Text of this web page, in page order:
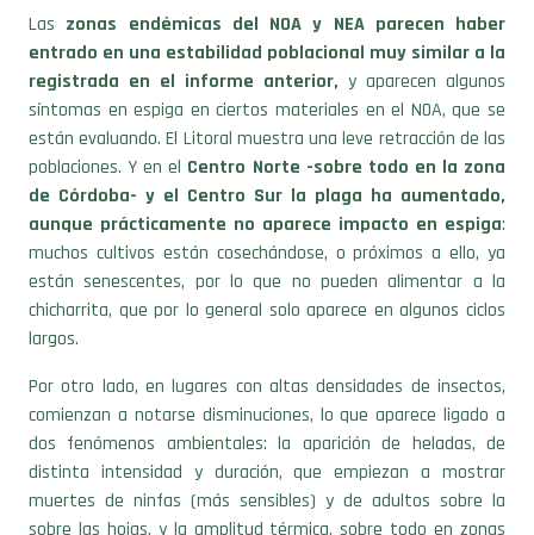
entrado en una estabilidad poblacional muy similar a la
registrada en el informe anterior,y aparecen algunos
síntomas en espiga en ciertos materiales en el NOA, que se
están evaluando. El Litoral muestra una leve retracción de las
poblaciones. Y en el Centro Norte -sobre todo en la zona
de Córdoba- y el Centro Sur la plaga ha aumentado,
aunque prácticamente no aparece impacto en espiga
muchos cultivos están cosechándose, o próximos a ello, ya
están senescentes, por lo que no pueden alimentar a la
chicharrita, que por lo general solo aparece en algunos ciclos
largos.
Por otro lado, en lugares con altas densidades de insectos,
comienzan a notarse disminuciones, lo que aparece ligado a
dos fenómenos ambientales: la aparición de heladas, de
distinta intensidad y duración, que empiezan a mostrar
muertes de ninfas (más sensibles) y de adultos sobre la
sobre las hojas, y la amplitud térmica, sobre todo en zonas
endémicas, que también incide en la modulación.